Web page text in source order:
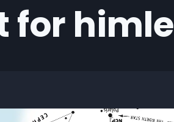
for